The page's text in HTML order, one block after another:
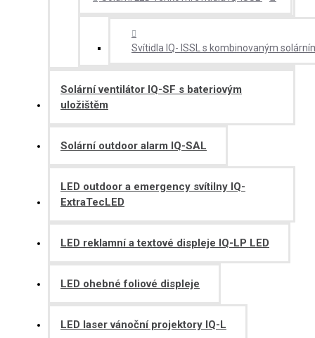
Svítidla IQ- ISSL s kombinovaným
Solární ventilátor IQ-SF s bateriovým
uložištěm
Solární outdoor alarm IQ-SAL
LED outdoor a emergency svítilny IQ-
ExtraTecLED
LED reklamní a textové displeje IQ-LP LED
LED ohebné foliové displeje
LED laser vánoční projektory IQ-L